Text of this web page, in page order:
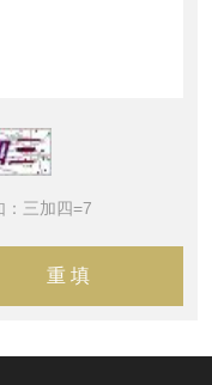
：三加四=7